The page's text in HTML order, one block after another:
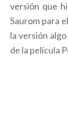
versión que
Saurom para
la versión
de la película